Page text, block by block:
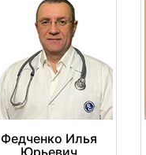
Федченко Илья